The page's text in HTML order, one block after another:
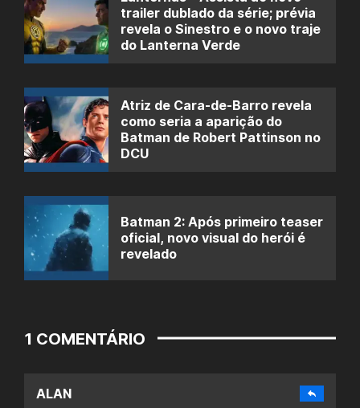
trailer dublado da série; prévia
revela o Sinestro e o novo traje
do Lanterna Verde
Atriz de Cara-de-Barro revela
como seria a aparição do
Batman de Robert Pattinson no
DCU
Batman 2: Após primeiro teaser
oficial, novo visual do herói é
revelado
1 COMENTÁRIO
ALAN